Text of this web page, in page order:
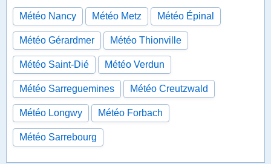
Météo Nancy Météo Metz Météo Épinal
Météo Gérardmer Météo Thionville
Météo Saint-Dié Météo Verdun
Météo Sarreguemines Météo Creutzwald
Météo Longwy Météo Forbach
Météo Sarrebourg